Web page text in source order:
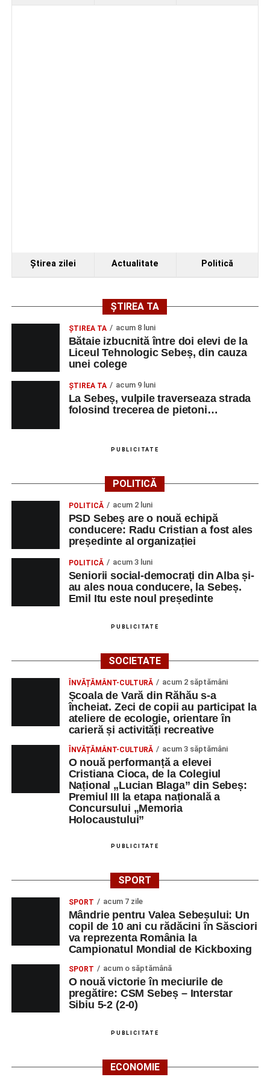
Ştirea zilei Actualitate Politică
ȘTIREA TA
ŞTIREA TA acum 8 luni
Bătaie izbucnită între doi elevi de la
Liceul Tehnologic Sebeș, din cauza
unei colege
ŞTIREA TA acum 9 luni
La Sebeș, vulpile traverseaza strada
folosind trecerea de pietoni…
PUBLICITATE
POLITICĂ
POLITICĂ acum 2 luni
PSD Sebeș are o nouă echipă
conducere: Radu Cristian a fost ales
președinte al organizației
POLITICĂ acum 3 luni
Seniorii social-democrați din Alba și-
au ales noua conducere, la Sebeș.
Emil Itu este noul președinte
PUBLICITATE
SOCIETATE
ÎNVĂȚĂMÂNT-CULTURĂ acum 2 săptămâni
Școala de Vară din Răhău s-a
încheiat. Zeci de copii au participat la
ateliere de ecologie, orientare în
carieră și activități recreative
ÎNVĂȚĂMÂNT-CULTURĂ acum 3 săptămâni
O nouă performanță a elevei
Cristiana Cioca, de la Colegiul
Național „Lucian Blaga” din Sebeș:
Premiul III la etapa națională a
Concursului „Memoria
Holocaustului”
PUBLICITATE
SPORT
SPORT acum 7 zile
Mândrie pentru Valea Sebeșului: Un
copil de 10 ani cu rădăcini în Săsciori
va reprezenta România la
Campionatul Mondial de Kickboxing
SPORT acum o săptămână
O nouă victorie în meciurile de
pregătire: CSM Sebeș – Interstar
Sibiu 5-2 (2-0)
PUBLICITATE
ECONOMIE